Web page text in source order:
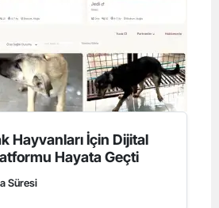
Hayvanları İçin Dijital
Hayata Geçti
Süresi